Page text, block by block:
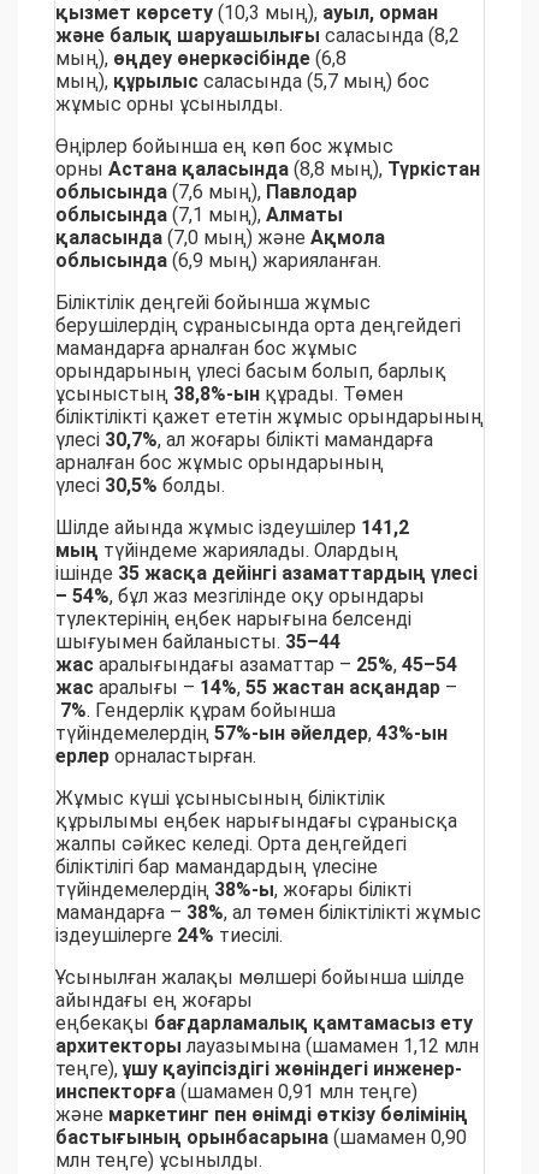
қызмет көрсету (10,3 мың), ауыл, орман
және балық шаруашылығы саласында (8,2
мың), өңдеу өнеркәсібінде (6,8
мың), құрылыс саласында (5,7 мың) бос
жұмыс орны ұсынылды.
Өңірлер бойынша ең көп бос жұмыс
орны Астана қаласында (8,8 мың), Түркістан
облысында (7,6 мың), Павлодар
облысында (7,1 мың), Алматы
қаласында (7,0 мың) және Ақмола
облысында (6,9 мың) жарияланған.
Біліктілік деңгейі бойынша жұмыс
берушілердің сұранысында орта деңгейдегі
мамандарға арналған бос жұмыс
орындарының үлесі басым болып, барлық
ұсыныстың 38,8%-ын құрады. Төмен
біліктілікті қажет ететін жұмыс орындарының
үлесі 30,7%, ал жоғары білікті мамандарға
арналған бос жұмыс орындарының
үлесі 30,5% болды.
Шілде айында жұмыс іздеушілер 141,2
мың түйіндеме жариялады. Олардың
ішінде 35 жасқа дейінгі азаматтардың үлесі
– 54%, бұл жаз мезгілінде оқу орындары
түлектерінің еңбек нарығына белсенді
шығуымен байланысты. 35–44
жас аралығындағы азаматтар – 25%, 45–54
жас аралығы – 14%, 55 жастан асқандар –
7%. Гендерлік құрам бойынша
түйіндемелердің 57%-ын әйелдер, 43%-ын
ерлер орналастырған.
Жұмыс күші ұсынысының біліктілік
құрылымы еңбек нарығындағы сұранысқа
жалпы сәйкес келеді. Орта деңгейдегі
біліктілігі бар мамандардың үлесіне
түйіндемелердің 38%-ы, жоғары білікті
мамандарға – 38%, ал төмен біліктілікті жұмыс
іздеушілерге 24% тиесілі.
Ұсынылған жалақы мөлшері бойынша шілде
айындағы ең жоғары
еңбекақы бағдарламалық қамтамасыз ету
архитекторы лауазымына (шамамен 1,12 млн
теңге),ұшу қауіпсіздігі жөніндегі инженер-
инспекторға (шамамен 0,91 млн теңге)
және маркетинг пен өнімді өткізу бөлімінің
бастығының орынбасарына (шамамен 0,90
млн теңге) ұсынылды.